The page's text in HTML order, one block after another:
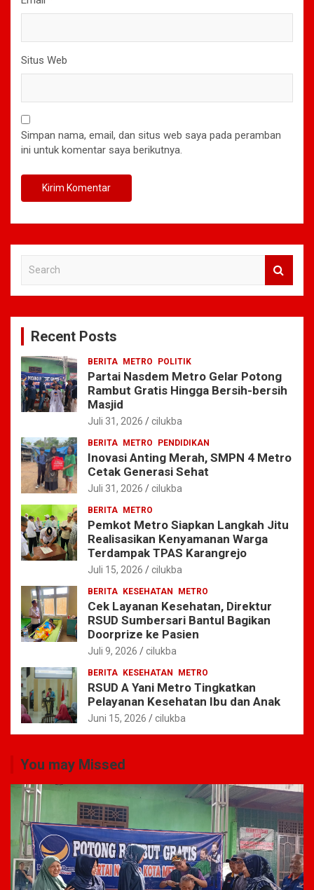
Situs Web
Simpan nama, email, dan situs web saya pada peramban
ini untuk komentar saya berikutnya.
c
Recent Posts
BERITA METRO POLITIK
Partai Nasdem Metro Gelar Potong
Rambut Gratis Hingga Bersih-bersih
Masjid
Juli 31, 2026 cilukba
BERITA METRO PENDIDIKAN
Inovasi Anting Merah, SMPN 4 Metro
Cetak Generasi Sehat
Juli 31, 2026 cilukba
BERITA METRO
Pemkot Metro Siapkan Langkah Jitu
Realisasikan Kenyamanan Warga
Terdampak TPAS Karangrejo
Juli 15, 2026 cilukba
BERITA KESEHATAN METRO
Cek Layanan Kesehatan, Direktur
RSUD Sumbersari Bantul Bagikan
Doorprize ke Pasien
Juli 9, 2026 cilukba
BERITA KESEHATAN METRO
RSUD A Yani Metro Tingkatkan
Pelayanan Kesehatan Ibu dan Anak
Juni 15, 2026 cilukba
You may Missed